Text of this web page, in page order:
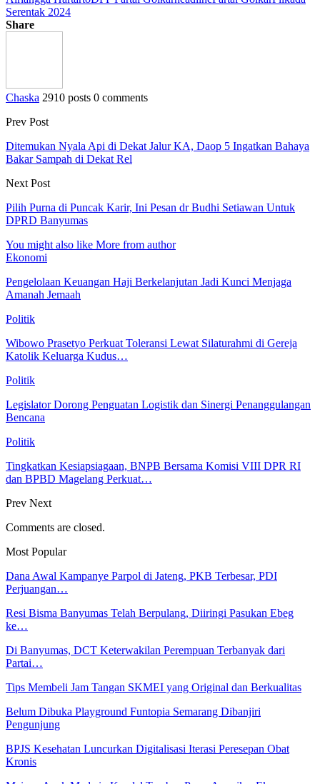
Serentak 2024
Share
Chaska 2910 posts 0 comments
Prev Post
Ditemukan Nyala Api di Dekat Jalur KA, Daop 5 Ingatkan Bahaya
Bakar Sampah di Dekat Rel
Next Post
Pilih Purna di Puncak Karir, Ini Pesan dr Budhi Setiawan Untuk
DPRD Banyumas
You might also like More from author
Ekonomi
Pengelolaan Keuangan Haji Berkelanjutan Jadi Kunci Menjaga
Amanah Jemaah
Politik
Wibowo Prasetyo Perkuat Toleransi Lewat Silaturahmi di Gereja
Katolik Keluarga Kudus…
Politik
Legislator Dorong Penguatan Logistik dan Sinergi Penanggulangan
Bencana
Politik
Tingkatkan Kesiapsiagaan, BNPB Bersama Komisi VIII DPR RI
dan BPBD Magelang Perkuat…
Prev Next
Comments are closed.
Most Popular
Dana Awal Kampanye Parpol di Jateng, PKB Terbesar, PDI
Perjuangan…
Resi Bisma Banyumas Telah Berpulang, Diiringi Pasukan Ebeg
ke…
Di Banyumas, DCT Keterwakilan Perempuan Terbanyak dari
Partai…
Tips Membeli Jam Tangan SKMEI yang Original dan Berkualitas
Belum Dibuka Playground Funtopia Semarang Dibanjiri
Pengunjung
BPJS Kesehatan Luncurkan Digitalisasi Iterasi Peresepan Obat
Kronis